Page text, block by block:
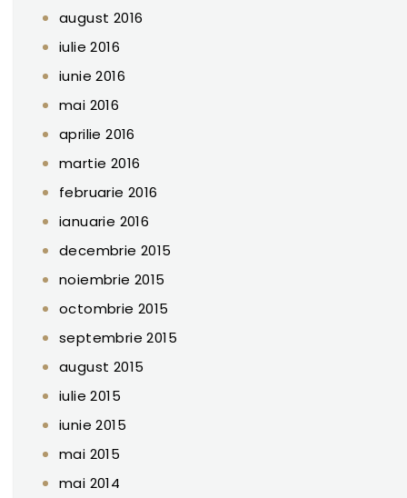
august 2016
iulie 2016
iunie 2016
mai 2016
aprilie 2016
martie 2016
februarie 2016
ianuarie 2016
decembrie 2015
noiembrie 2015
octombrie 2015
septembrie 2015
august 2015
iulie 2015
iunie 2015
mai 2015
mai 2014